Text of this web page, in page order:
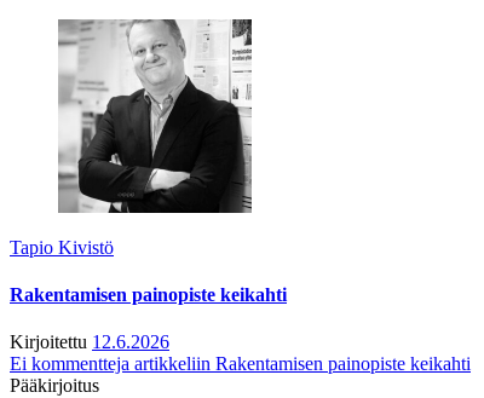
Tapio Kivistö
Rakentamisen painopiste keikahti
Kirjoitettu 12.6.2026
Ei kommentteja artikkeliin Rakentamisen painopiste keikahti
Pääkirjoitus